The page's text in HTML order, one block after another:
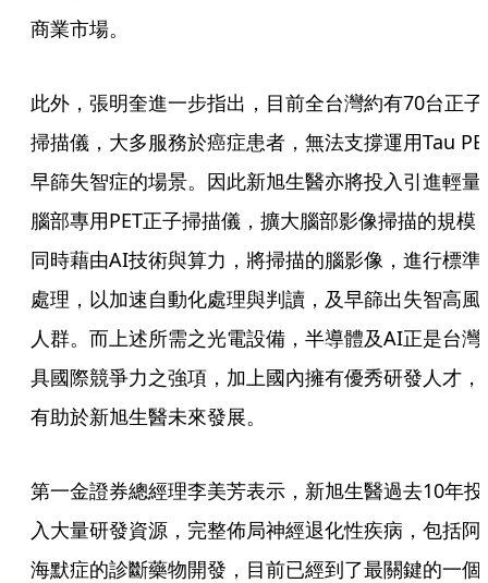
商業市場。
此外，張明奎進一步指出，目前全台灣約有70台正子
掃描儀，大多服務於癌症患者，無法支撐運用Tau
早篩失智症的場景。因此新旭生醫亦將投入引進輕量
腦部專用PET正子掃描儀，擴大腦部影像掃描的規模
同時藉由AI技術與算力，將掃描的腦影像，進行標準
處理，以加速自動化處理與判讀，及早篩出失智高風
人群。而上述所需之光電設備，半導體及AI正是台灣
具國際競爭力之強項，加上國內擁有優秀研發人才，
有助於新旭生醫未來發展。
第一金證券總經理李美芳表示，新旭生醫過去10年投
入大量研發資源，完整佈局神經退化性疾病，包括阿
海默症的診斷藥物開發，目前已經到了最關鍵的一個